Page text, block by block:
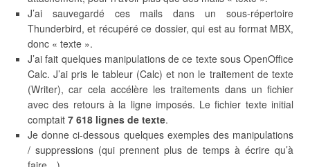
J’ai sauvegardé ces mails dans un sous-répertoire
Thunderbird, et récupéré ce dossier, qui est au format MBX,
donc « texte ».
J’ai fait quelques manipulations de ce texte sous OpenOffice
Calc. J’ai pris le tableur (Calc) et non le traitement de texte
(Writer), car cela accélère les traitements dans un fichier
avec des retours à la ligne imposés. Le fichier texte initial
comptait 7 618 lignes de texte.
Je donne ci-dessous quelques exemples des manipulations
/ suppressions (qui prennent plus de temps à écrire qu’à